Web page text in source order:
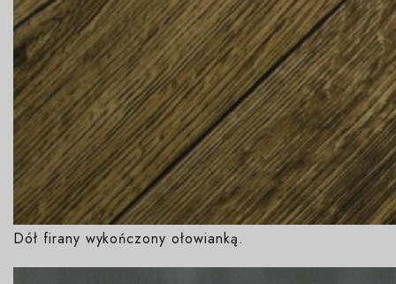
Dół firany wykończony ołowianką.